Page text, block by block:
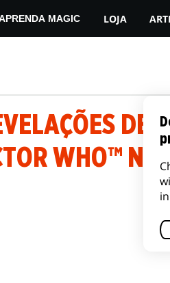
MAGIC LOJA
DE
WHO™ NA